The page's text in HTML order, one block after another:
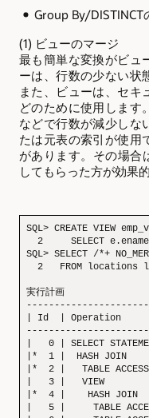
Group By/DISTINCT
(1) ビューのマージ
最も簡単な変換がビュ
ーは、行数の少ない状
また、ビューは、セキ
どのために使用します
などで行数が減少しな
たは元表の索引が使用
があります。その場合
してもらった方が効果
SQL> CREATE VIEW
2     SELECT
SQL> SELECT /*+
2   FROM locations
実行計画
| Id  | Operation
|   0 | SELECT
|*  1 |  HASH
|*  2 |   TABLE
|   3 |   VIEW
|*  4 |    HASH
|   5 |     TABLE